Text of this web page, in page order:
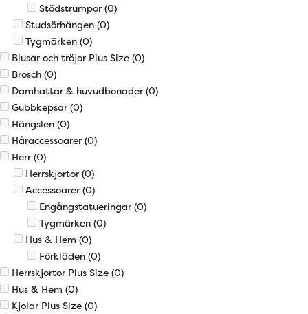
Stödstrumpor (0)
Studsörhängen (0)
Tygmärken (0)
Blusar och tröjor Plus Size (0)
Brosch (0)
Damhattar & huvudbonader (0)
Gubbkepsar (0)
Hängslen (0)
Håraccessoarer (0)
Herr (0)
Herrskjortor (0)
Accessoarer (0)
Engångstatueringar (0)
Tygmärken (0)
Hus & Hem (0)
Förkläden (0)
Herrskjortor Plus Size (0)
Hus & Hem (0)
Kjolar Plus Size (0)